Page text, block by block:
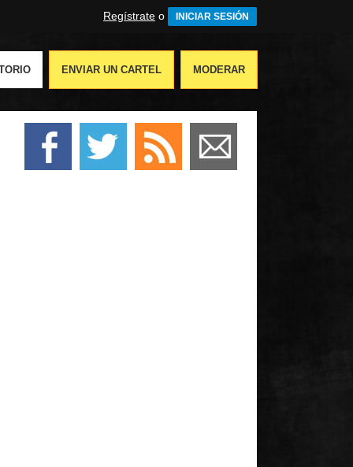
Regístrate o INICIAR SESIÓN
ENVIAR UN CARTEL MODERAR